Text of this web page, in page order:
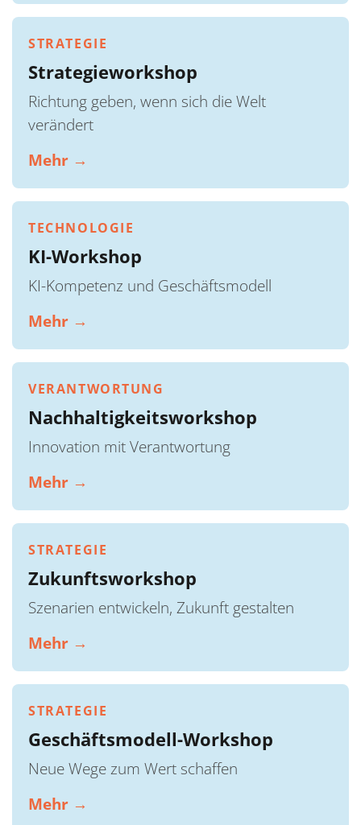
STRATEGIE
Strategieworkshop
Richtung geben, wenn sich die Welt
verändert
Mehr →
TECHNOLOGIE
KI-Workshop
KI-Kompetenz und Geschäftsmodell
Mehr →
VERANTWORTUNG
Nachhaltigkeitsworkshop
Innovation mit Verantwortung
Mehr →
STRATEGIE
Zukunftsworkshop
Szenarien entwickeln, Zukunft gestalten
Mehr →
STRATEGIE
Geschäftsmodell-Workshop
Neue Wege zum Wert schaffen
Mehr →